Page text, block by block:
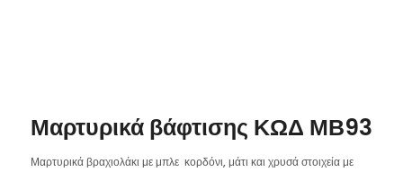
Μαρτυρικά βάφτισης ΚΩΔ ΜΒ93
Μαρτυρικά βραχιολάκι με μπλε κορδόνι, μάτι και χρυσά στοιχεία με